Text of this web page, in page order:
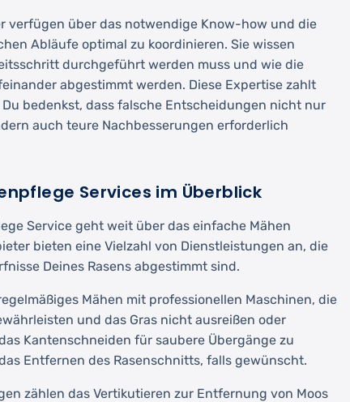
verfügen über das notwendige Know-how und die
Abläufe optimal zu koordinieren. Sie wissen
durchgeführt werden muss und wie die
abgestimmt werden. Diese Expertise zahlt
bedenkst, dass falsche Entscheidungen nicht nur
auch teure Nachbesserungen erforderlich
Services im Überblick
Service geht weit über das einfache Mähen
bieten eine Vielzahl von Dienstleistungen an, die
Deines Rasens abgestimmt sind.
Mähen mit professionellen Maschinen, die
und das Gras nicht ausreißen oder
Kantenschneiden für saubere Übergänge zu
Entfernen des Rasenschnitts, falls gewünscht.
zählen das Vertikutieren zur Entfernung von Moos